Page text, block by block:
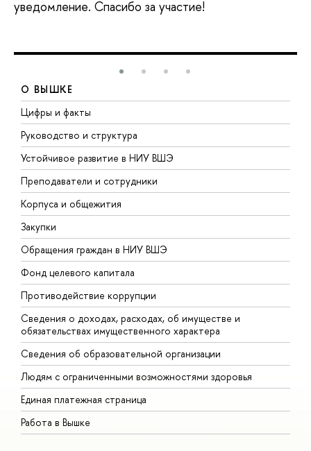
уведомление. Спасибо за участие!
О ВЫШКЕ
Цифры и факты
Руководство и структура
Устойчивое развитие в НИУ ВШЭ
Преподаватели и сотрудники
Корпуса и общежития
Закупки
Обращения граждан в НИУ ВШЭ
Фонд целевого капитала
Противодействие коррупции
Сведения о доходах, расходах, об имуществе и
обязательствах имущественного характера
Сведения об образовательной организации
Людям с ограниченными возможностями здоровья
Единая платежная страница
Работа в Вышке